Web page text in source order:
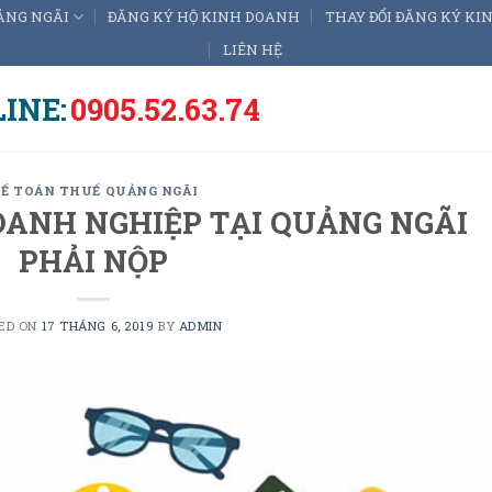
NGÃI ĐĂNG KÝ HỘ KINH DOANH THAY ĐỔI ĐĂNG KÝ
LIÊN HỆ
0905.52.63.74
TOÁN THUẾ QUẢNG NGÃI
NGHIỆP TẠI QUẢNG NGÃI
PHẢI NỘP
ON 17 THÁNG 6, 2019 BY ADMIN